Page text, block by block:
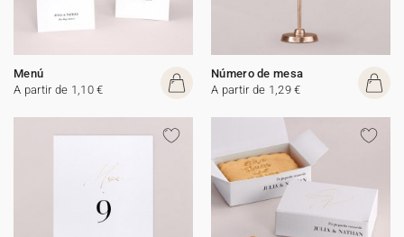
Menú
A partir de 1,10 €
Número de mesa
A partir de 1,29 €